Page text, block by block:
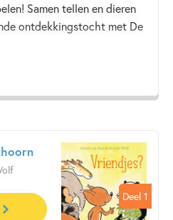
Samen tellen en dieren
ontdekkingstocht met De
voor peuters, van Jochem
meestertekenaar Rick de
Deel 1
Deel 1